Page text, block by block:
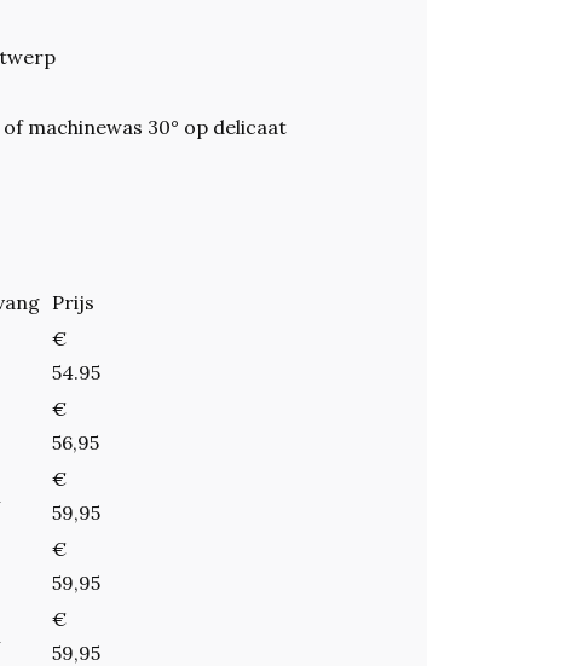
machinewas 30° op delicaat
Prijs
€
54.95
€
56,95
€
59,95
€
59,95
€
59,95